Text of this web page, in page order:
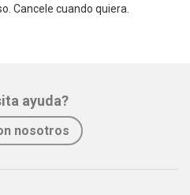
Cancele cuando quiera.
ayuda?
nosotros